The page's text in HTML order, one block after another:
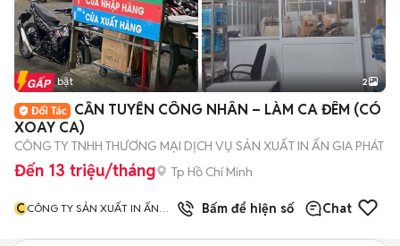
Tin nổi bật 2
CẦN TUYỂN CÔNG NHÂN – LÀM CA ĐÊM (CÓ
XOAY CA)
CÔNG TY TNHH THƯƠNG MẠI DỊCH VỤ SẢN XUẤT IN ẤN GIA PHÁT
Đến 13 triệu/tháng Tp Hồ Chí Minh
CCÔNG TY SẢN XUẤT IN ẤN
Bấm để hiện số Chat